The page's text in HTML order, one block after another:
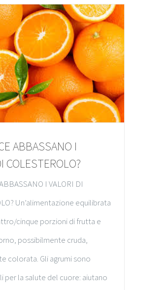
ABBASSANO I
COLESTEROLO?
I VALORI DI
Un’alimentazione equilibrata
cinque porzioni di frutta e
possibilmente cruda,
colorata. Gli agrumi sono
per la salute del cuore: aiutano